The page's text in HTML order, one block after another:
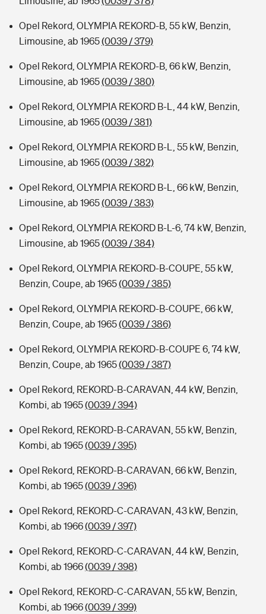
Opel Rekord, OLYMPIA REKORD-B, 55 kW, Benzin,
Limousine, ab 1965(0039 / 379)
Opel Rekord, OLYMPIA REKORD-B, 66 kW, Benzin,
Limousine, ab 1965(0039 / 380)
Opel Rekord, OLYMPIA REKORD B-L, 44 kW, Benzin,
Limousine, ab 1965(0039 / 381)
Opel Rekord, OLYMPIA REKORD B-L, 55 kW, Benzin,
Limousine, ab 1965(0039 / 382)
Opel Rekord, OLYMPIA REKORD B-L, 66 kW, Benzin,
Limousine, ab 1965(0039 / 383)
Opel Rekord, OLYMPIA REKORD B-L-6, 74 kW, Benzin,
Limousine, ab 1965(0039 / 384)
Opel Rekord, OLYMPIA REKORD-B-COUPE, 55 kW,
Benzin, Coupe, ab 1965(0039 / 385)
Opel Rekord, OLYMPIA REKORD-B-COUPE, 66 kW,
Benzin, Coupe, ab 1965(0039 / 386)
Opel Rekord, OLYMPIA REKORD-B-COUPE 6, 74 kW,
Benzin, Coupe, ab 1965(0039 / 387)
Opel Rekord, REKORD-B-CARAVAN, 44 kW, Benzin,
Kombi, ab 1965(0039 / 394)
Opel Rekord, REKORD-B-CARAVAN, 55 kW, Benzin,
Kombi, ab 1965(0039 / 395)
Opel Rekord, REKORD-B-CARAVAN, 66 kW, Benzin,
Kombi, ab 1965(0039 / 396)
Opel Rekord, REKORD-C-CARAVAN, 43 kW, Benzin,
Kombi, ab 1966(0039 / 397)
Opel Rekord, REKORD-C-CARAVAN, 44 kW, Benzin,
Kombi, ab 1966(0039 / 398)
Opel Rekord, REKORD-C-CARAVAN, 55 kW, Benzin,
Kombi, ab 1966(0039 / 399)